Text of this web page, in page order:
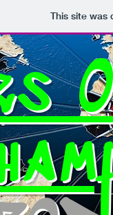
This site was